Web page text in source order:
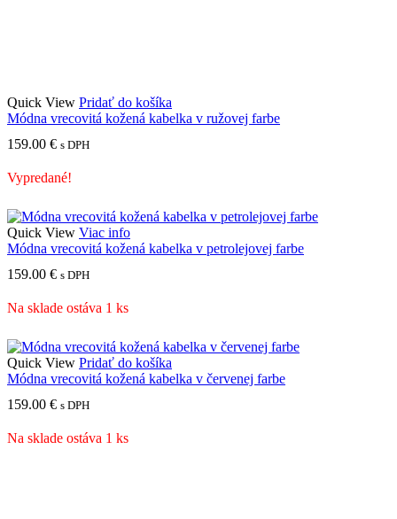
Quick View Pridať do košíka
Módna vrecovitá kožená kabelka v ružovej farbe
159.00 € s DPH
Vypredané!
Quick View Viac info
Módna vrecovitá kožená kabelka v petrolejovej farbe
159.00 € s DPH
Na sklade ostáva 1 ks
Quick View Pridať do košíka
Módna vrecovitá kožená kabelka v červenej farbe
159.00 € s DPH
Na sklade ostáva 1 ks